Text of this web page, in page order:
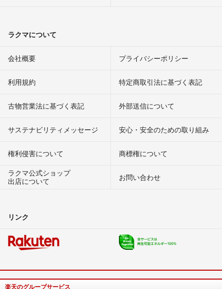
ラクマについて
会社概要 プライバシーポリシー
利用規約 特定商取引法に基づく表記
古物営業法に基づく表記 外部送信について
サステナビリティメッセージ 安心・安全のための取り組み
権利侵害について
商標権について
ラクマ公式ショップ
出店について
お問い合わせ
リンク
楽天のグループサービス